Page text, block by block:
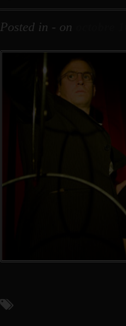
Posted in - on